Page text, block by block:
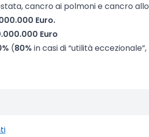
cancro ai polmoni e cancro allo
Euro.
Euro
(80% in casi di “utilità eccezionale”,